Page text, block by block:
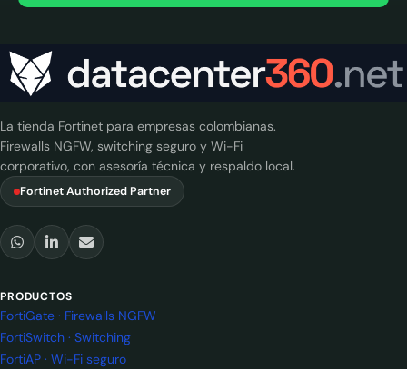
La tienda Fortinet para empresas colombianas.
Firewalls NGFW, switching seguro y Wi-Fi
corporativo, con asesoría técnica y respaldo local.
Fortinet Authorized Partner
PRODUCTOS
FortiGate · Firewalls NGFW
FortiSwitch · Switching
FortiAP · Wi-Fi seguro